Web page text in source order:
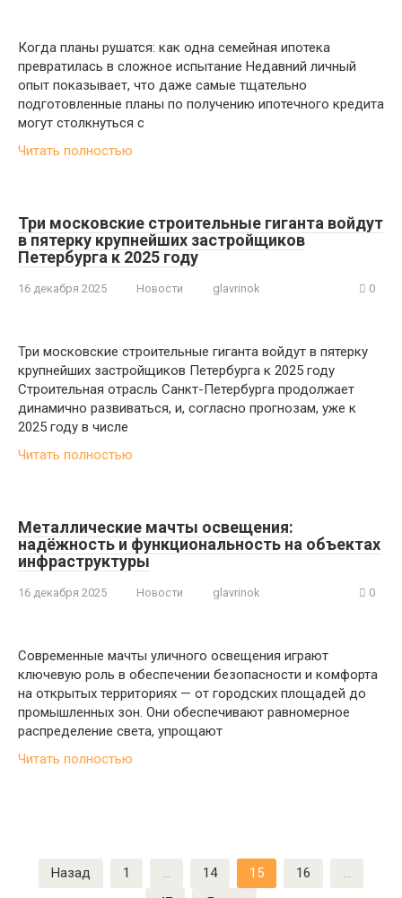
Когда планы рушатся: как одна семейная ипотека
превратилась в сложное испытание Недавний личный
опыт показывает, что даже самые тщательно
подготовленные планы по получению ипотечного кредита
могут столкнуться с
Читать полностью
Три московские строительные гиганта войдут
в пятерку крупнейших застройщиков
Петербурга к 2025 году
16 декабря 2025 Новости glavrinok 0
Три московские строительные гиганта войдут в пятерку
крупнейших застройщиков Петербурга к 2025 году
Строительная отрасль Санкт-Петербурга продолжает
динамично развиваться, и, согласно прогнозам, уже к
2025 году в числе
Читать полностью
Металлические мачты освещения:
надёжность и функциональность на объектах
инфраструктуры
16 декабря 2025 Новости glavrinok 0
Современные мачты уличного освещения играют
ключевую роль в обеспечении безопасности и комфорта
на открытых территориях — от городских площадей до
промышленных зон. Они обеспечивают равномерное
распределение света, упрощают
Читать полностью
Пагинация
записей
Назад 1 … 14 15 16
…